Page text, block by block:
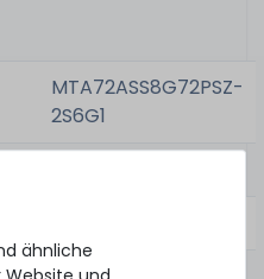
MTA72ASS8G72PSZ-
2S6G1
ähnliche